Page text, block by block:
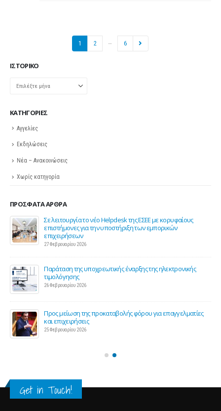
1 2 … 6
ΙΣΤΟΡΙΚΌ
KΑΤΗΓΟΡΊΕΣ
Αγγελίες
Εκδηλώσεις
Νέα – Ανακοινώσεις
Χωρίς κατηγορία
ΠΡΌΣΦΑΤΑ ΆΡΘΡΑ
Σε λειτουργία το νέο Helpdesk της ΕΣΕΕ με κορυφαίους
επιστήμονες για την υποστήριξη των εμπορικών
επιχειρήσεων
27 Φεβρουαρίου 2026
Παράταση της υποχρεωτικής έναρξης της ηλεκτρονικής
τιμολόγησης
26 Φεβρουαρίου 2026
Προς μείωση της προκαταβολής φόρου για επαγγελματίες
και επιχειρήσεις
25 Φεβρουαρίου 2026
Get in Touch!